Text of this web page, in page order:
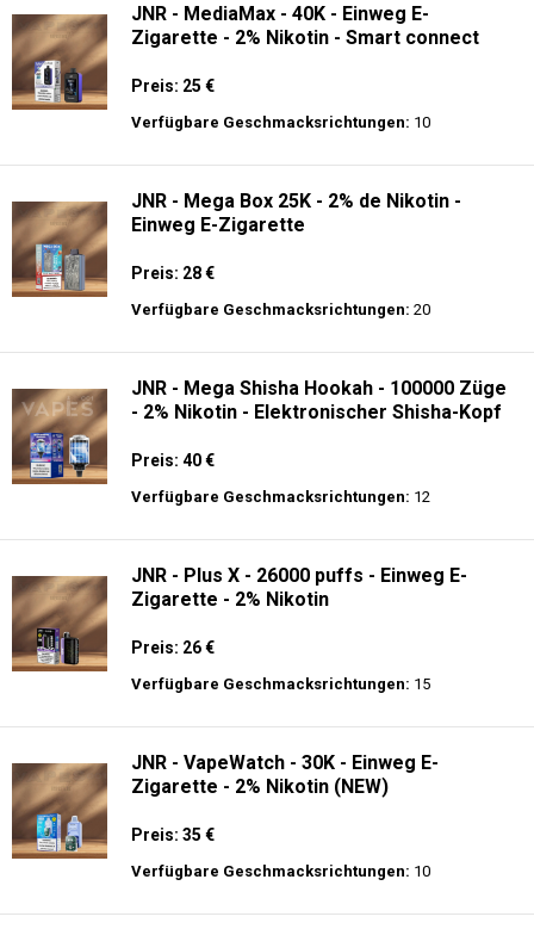
JNR - MediaMax - 40K - Einweg E-
Zigarette - 2% Nikotin - Smart connect
Preis: 25 €
Verfügbare Geschmacksrichtungen: 10
JNR - Mega Box 25K - 2% de Nikotin -
Einweg E-Zigarette
Preis: 28 €
Verfügbare Geschmacksrichtungen: 20
JNR - Mega Shisha Hookah - 100000 Züge
- 2% Nikotin - Elektronischer Shisha-Kopf
Preis: 40 €
Verfügbare Geschmacksrichtungen: 12
JNR - Plus X - 26000 puffs - Einweg E-
Zigarette - 2% Nikotin
Preis: 26 €
Verfügbare Geschmacksrichtungen: 15
JNR - VapeWatch - 30K - Einweg E-
Zigarette - 2% Nikotin (NEW)
Preis: 35 €
Verfügbare Geschmacksrichtungen: 10